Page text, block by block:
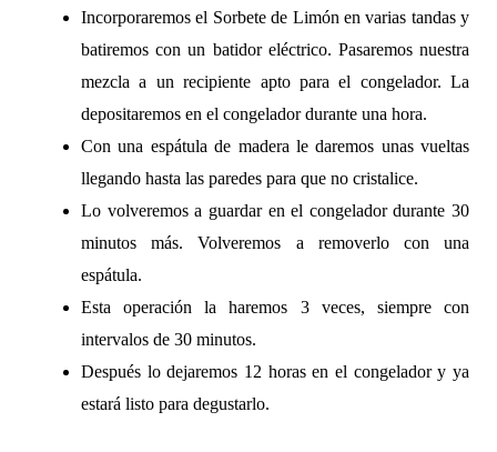
Incorporaremos el Sorbete de Limón en varias tandas y
batiremos con un batidor eléctrico. Pasaremos nuestra
mezcla a un recipiente apto para el congelador. La
depositaremos en el congelador durante una hora.
Con una espátula de madera le daremos unas vueltas
llegando hasta las paredes para que no cristalice.
Lo volveremos a guardar en el congelador durante 30
minutos más. Volveremos a removerlo con una
espátula.
Esta operación la haremos 3 veces, siempre con
intervalos de 30 minutos.
Después lo dejaremos 12 horas en el congelador y ya
estará listo para degustarlo.